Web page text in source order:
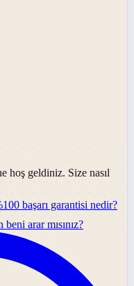
hoş geldiniz. Size nasıl
başarı garantisi nedir?
arar mısınız?